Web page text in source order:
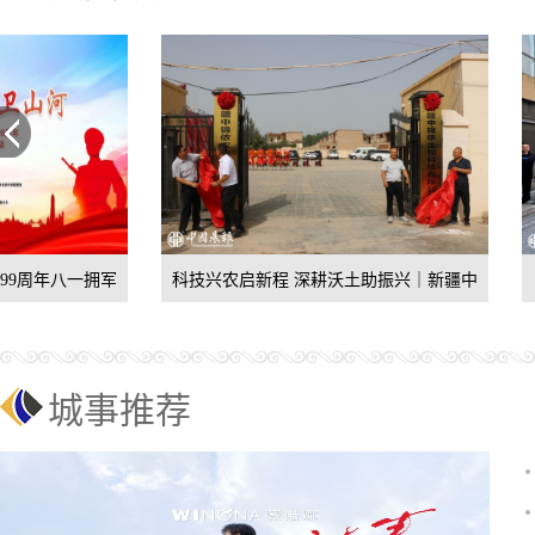
科技兴农启新程 深耕沃土助振兴｜新疆中 赓续中华文脉 勇
城事推荐